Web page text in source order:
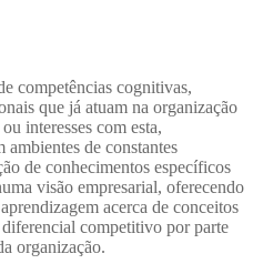
competências cognitivas,
que já atuam na organização
interesses com esta,
ambientes de constantes
de conhecimentos específicos
visão empresarial, oferecendo
acerca de conceitos
competitivo por parte
organização.